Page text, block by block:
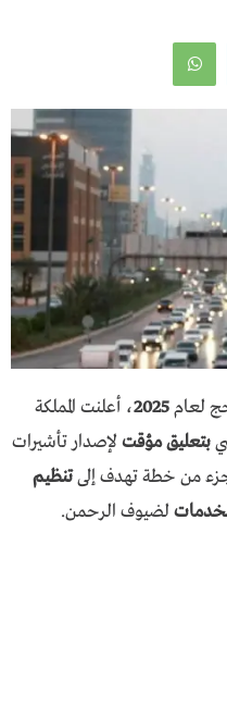
لعام2025، أعلنت المملكة
بتعليق مؤقتلإصدار تأشيرات
من خطة تهدف إلىتنظيم
لضيوف الرحمن.